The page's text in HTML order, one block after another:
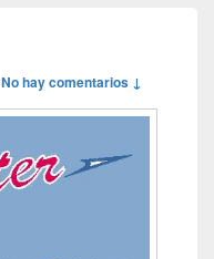
No hay comentarios ↓